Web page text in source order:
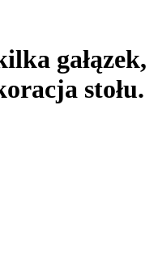
gałązek,
stołu.